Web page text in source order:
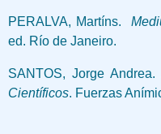
PERALVA, Martíns.
ed. Río de Janeiro.
SANTOS, Jorge
Científicos. Fuerzas